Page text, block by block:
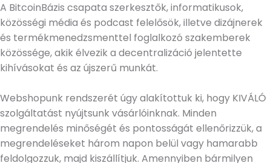
A BitcoinBázis csapata szerkesztők, informatikusok,
közösségi média és podcast felelősök, illetve dizájnerek
és termékmenedzsmenttel foglalkozó szakemberek
közössége, akik élvezik a decentralizáció jelentette
kihívásokat és az újszerű munkát.
Webshopunk rendszerét úgy alakítottuk ki, hogy KIVÁLÓ
szolgáltatást nyújtsunk vásárlóinknak. Minden
megrendelés minőségét és pontosságát ellenőrizzük, a
megrendeléseket három napon belül vagy hamarabb
feldolgozzuk, majd kiszállítjuk. Amennyiben bármilyen